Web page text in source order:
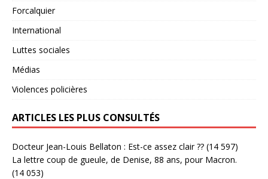
Forcalquier
International
Luttes sociales
Médias
Violences policières
ARTICLES LES PLUS CONSULTÉS
Docteur Jean-Louis Bellaton : Est-ce assez clair ?? (14 597)
La lettre coup de gueule, de Denise, 88 ans, pour Macron.
(14 053)